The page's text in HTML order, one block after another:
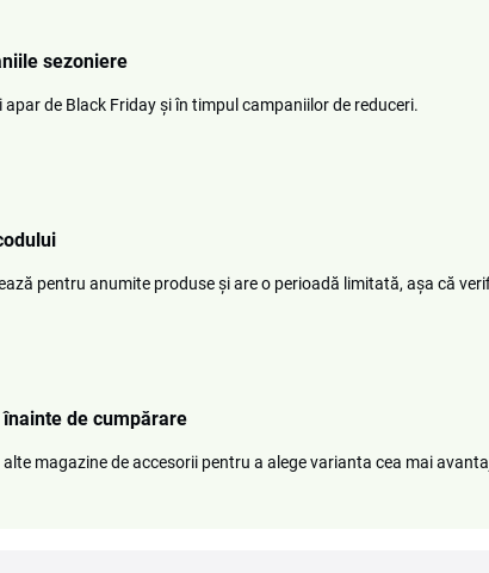
sezoniere
apar de Black Friday și în timpul campaniilor de reduceri.
pentru anumite produse și are o perioadă limitată, așa că
de cumpărare
magazine de accesorii pentru a alege varianta cea mai